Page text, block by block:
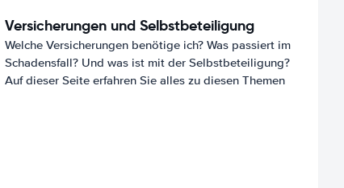
Versicherungen und Selbstbeteiligung
Welche Versicherungen benötige ich? Was passiert im
Schadensfall? Und was ist mit der Selbstbeteiligung?
Auf dieser Seite erfahren Sie alles zu diesen Themen